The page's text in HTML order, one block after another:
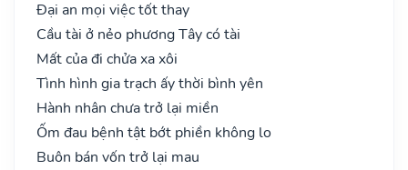
Đại an mọi việc tốt thay
Cầu tài ở nẻo phương Tây có tài
Mất của đi chửa xa xôi
Tình hình gia trạch ấy thời bình yên
Hành nhân chưa trở lại miền
Ốm đau bệnh tật bớt phiền không lo
Buôn bán vốn trở lại mau